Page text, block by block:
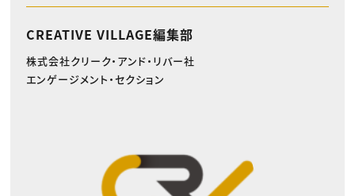
CREATIVE VILLAGE編集部
株式会社クリーク・アンド・リバー社
エンゲージメント・セクション